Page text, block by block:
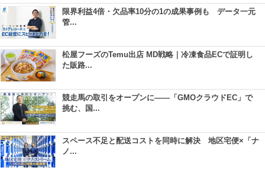
限界利益4倍・欠品率10分の1の成果事例も データ一元
管...
松屋フーズのTemu出店 MD戦略｜冷凍食品ECで証明し
た販路...
競走馬の取引をオープンに――「GMOクラウドEC」で
挑む、国...
スペース不足と配送コストを同時に解決 地区宅便×「ナ
ノ...